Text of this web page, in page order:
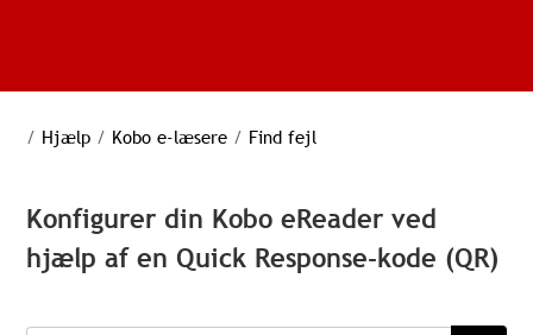
/ Hjælp / Kobo e-læsere / Find fejl
Konfigurer din Kobo eReader ved
hjælp af en Quick Response-kode (QR)